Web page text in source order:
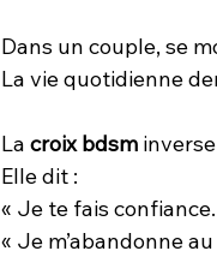
Dans un couple, se
La vie quotidienne
La croix bdsm
Elle dit :
« Je te fais confiance.
« Je m’abandonne